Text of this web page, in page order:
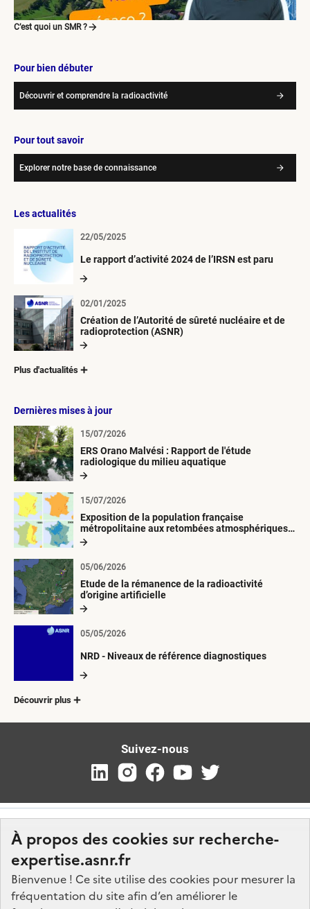
À propos des cookies sur recherche-
expertise.asnr.fr
Bienvenue ! Ce site utilise des cookies pour mesurer la
fréquentation du site afin d’en améliorer le
C’est quoi un SMR ?
Pour bien débuter
Découvrir et comprendre la radioactivité
Pour tout savoir
Explorer notre base de connaissance
Les actualités
Le rapport d’activité 2024 de l’IRSN est paru
22/05/2025
Création de l’Autorité de sûreté nucléaire et de
radioprotection (ASNR)
02/01/2025
Plus d'actualités
Dernières mises à jour
ERS Orano Malvési : Rapport de l'étude
radiologique du milieu aquatique
15/07/2026
Exposition de la population française
métropolitaine aux retombées atmosphériques
radioactives depuis 1945
15/07/2026
Etude de la rémanence de la radioactivité
d’origine artificielle
05/06/2026
NRD - Niveaux de référence diagnostiques
05/05/2026
Découvrir plus
Suivez-nous
Nos marchés